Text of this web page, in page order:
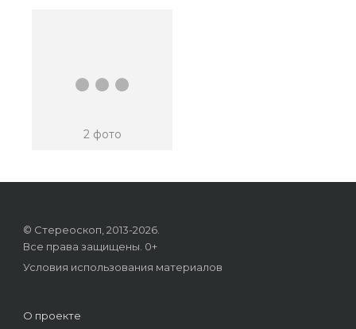
...
2 фото
© Стереоскоп, 2013-2026.
Все права защищены. 0+
Условия использования материалов
О проекте